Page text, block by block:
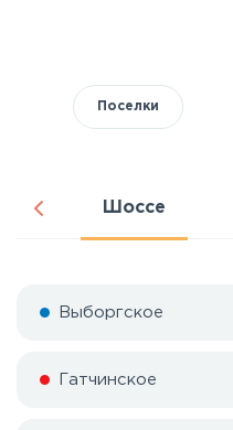
Поселки
Шоссе
Выборгское
Гатчинское